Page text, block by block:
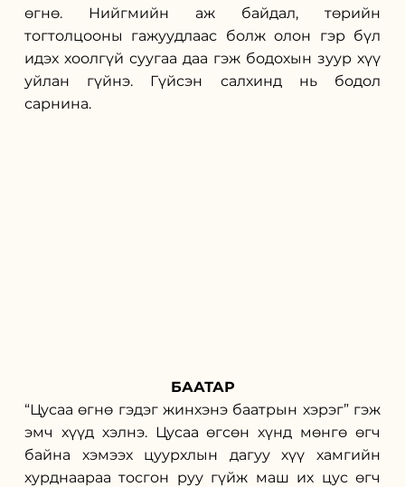
өгнө. Нийгмийн аж байдал, төрийн
тогтолцооны гажуудлаас болж олон гэр бүл
идэх хоолгүй суугаа даа гэж бодохын зуур хүү
уйлан гүйнэ. Гүйсэн салхинд нь бодол
сарнина.
БААТАР
“Цусаа өгнө гэдэг жинхэнэ баатрын хэрэг” гэж
эмч хүүд хэлнэ. Цусаа өгсөн хүнд мөнгө өгч
байна хэмээх цуурхлын дагуу хүү хамгийн
хурднаараа тосгон руу гүйж маш их цус өгч